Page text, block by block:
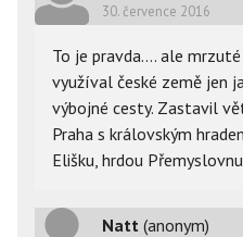
30. července 2016
To je pravda.... ale
využíval české země jen
výbojné cesty. Zastavil
Praha s královským
Elišku, hrdou
Natt (anonym)